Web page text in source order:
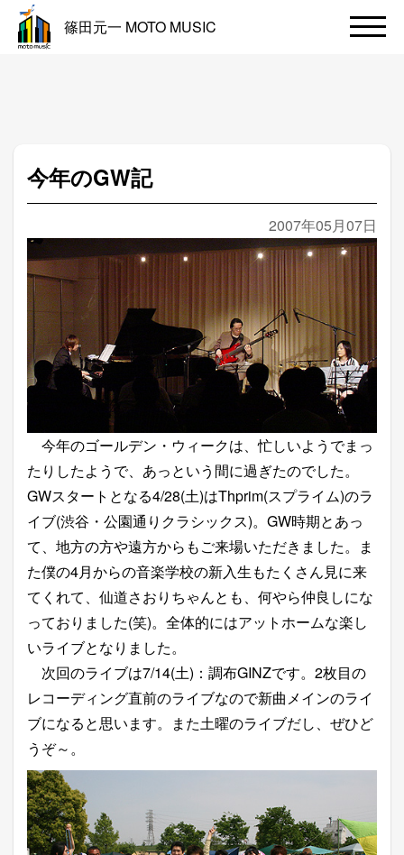
篠田元一 MOTO MUSIC
今年のGW記
2007年05月07日
今年のゴールデン・ウィークは、忙しいようでまっ
たりしたようで、あっという間に過ぎたのでした。
GWスタートとなる4/28(土)はThprim(スプライム)のラ
イブ(渋谷・公園通りクラシックス)。GW時期とあっ
て、地方の方や遠方からもご来場いただきました。ま
た僕の4月からの音楽学校の新入生もたくさん見に来
てくれて、仙道さおりちゃんとも、何やら仲良しにな
っておりました(笑)。全体的にはアットホームな楽し
いライブとなりました。
次回のライブは7/14(土)：調布GINZです。2枚目の
レコーディング直前のライブなので新曲メインのライ
ブになると思います。また土曜のライブだし、ぜひど
うぞ～。